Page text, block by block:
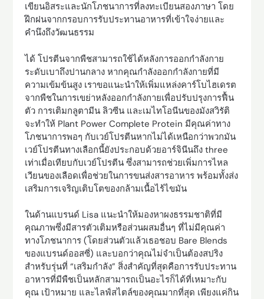
เขียนอิสระและนักโภชนาการที่ลงทะเบียนสองภาษา โดย
ฝึกฝนจากกรอบการรับประทานอาหารที่เข้าใจง่ายและ
คำนึงถึงวัฒนธรรม
ได้ โปรตีนจากพืชสามารถใช้ได้หลังการออกกำลังกาย
ระดับเบาถึงปานกลาง หากคุณกำลังออกกำลังกายที่มี
ความเข้มข้นสูง เราขอแนะนำให้เพิ่มแหล่งคาร์โบไฮเดรต
จากพืชในการเขย่าหลังออกกำลังกายเพื่อปรับปรุงการฟื้น
ตัว การเติมกลูตามีน ลิวซีน และเมไทโอนีนของมังสวิรัติ
จะทำให้ Plant Power Complete Protein มีคุณค่าทาง
โภชนาการพอๆ กับเวย์โปรตีนหากไม่ได้เหนือกว่าพวกมัน
เวย์โปรตีนทางเลือกนี้ยังประกอบด้วยอาร์จินีนถึง three
เท่าเมื่อเทียบกับเวย์โปรตีน ซึ่งสามารถช่วยเพิ่มการไหล
เวียนของเลือดเพื่อช่วยในการขนส่งสารอาหาร พร้อมทั้งส่ง
เสริมการเจริญเติบโตของกล้ามเนื้อไร้ไขมัน
ในด้านแบรนด์ Lisa แนะนำให้มองหาผงธรรมชาติที่มี
คุณภาพซึ่งมีสารตัวเติมหรือส่วนผสมอื่นๆ ที่ไม่มีคุณค่า
ทางโภชนาการ (โดยส่วนตัวแล้วเธอชอบ Bare Blends
ของแบรนด์ออสซี่) และบอกว่าคุณไม่จำเป็นต้องสปริง
สำหรับรุ่นที่ “เสริมกำลัง” สิ่งสำคัญที่สุดคือการรับประทาน
อาหารที่มีพืชเป็นหลักสามารถเป็นอะไรก็ได้ที่เหมาะกับ
คุณ เป้าหมาย และไลฟ์สไตล์ของคุณมากที่สุด เพียงแค่กิน